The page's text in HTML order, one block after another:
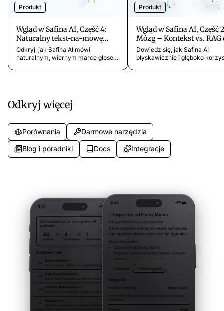
Produkt
Wgląd w Safina AI, Część 4:
Naturalny tekst-na-mowę
(TTS) z niskim opóźnieniem
Odkryj, jak Safina AI mówi
naturalnym, wiernym marce głosem
Produkt
Wgląd w Safina AI, Część
Mózg – Kontekst vs. RAG
wiedzy firmowej
Dowiedz się, jak Safina AI
błyskawicznie i głęboko
Odkryj więcej
Porównania
Darmowe narzędzia
Blog i poradniki
Docs Integracje